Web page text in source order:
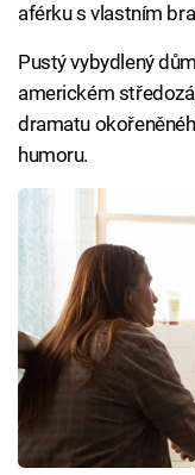
aférku s vlastním
Pustý vybydlený
americkém
dramatu
humoru.